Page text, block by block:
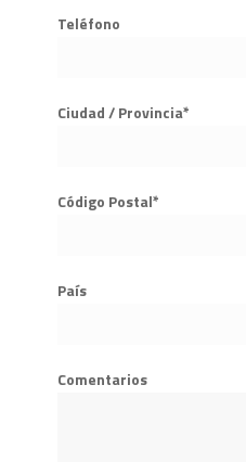
Teléfono
Ciudad / Provincia*
Código Postal*
País
Comentarios